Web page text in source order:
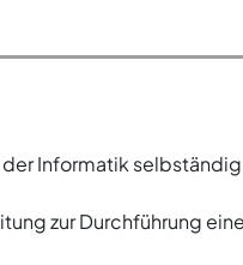
Informatik selbständig
zur Durchführung